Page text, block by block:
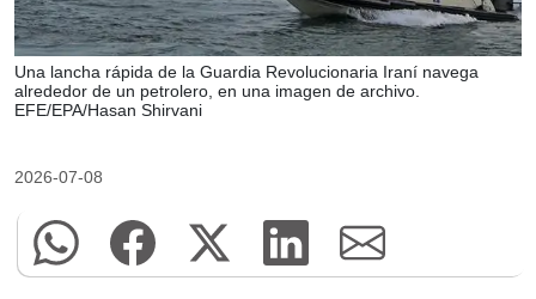
Una lancha rápida de la Guardia Revolucionaria Iraní navega
alrededor de un petrolero, en una imagen de archivo.
EFE/EPA/Hasan Shirvani
2026-07-08